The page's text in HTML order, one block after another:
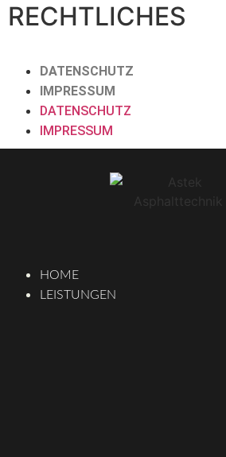
RECHTLICHES
DATENSCHUTZ
IMPRESSUM
DATENSCHUTZ
IMPRESSUM
HOME
LEISTUNGEN